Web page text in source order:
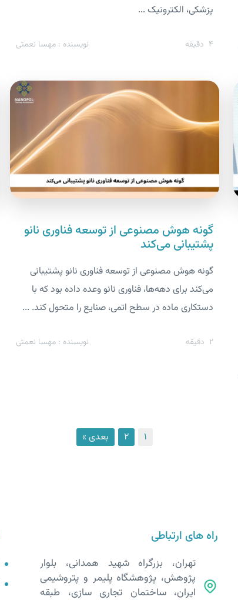
پزشکی، الکترونیک ...
4 دقیقه نویسنده : مهسا نعمتی
گونه هوش مصنوعی از توسعه فناوری نانو
پشتیبانی می‌کند
گونه هوش مصنوعی از توسعه فناوری نانو پشتیبانی
می‌کند برای دهه‌ها، فناوری نانو وعده داده بود که با
دستکاری ماده در سطح اتمی، صنایع را متحول کند. ...
2 دقیقه نویسنده : مهسا نعمتی
1
2 بعدی »
راه های ارتباطی
تهران، بزرگراه شهید همدانی، بلوار
پژوهش، پژوهشگاه پلیمر و پتروشیمی
ایران، ساختمان تجاری سازی، طبقه